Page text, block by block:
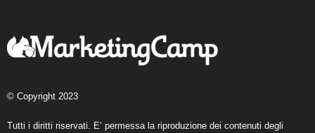
© Copyright 2023
Tutti i diritti riservati. E’ permessa la riproduzione dei contenuti degli